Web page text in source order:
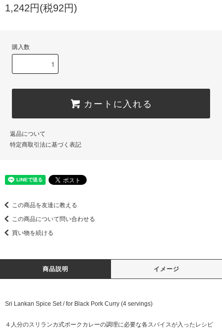
1,242円(税92円)
購入数
カートに入れる
返品について
特定商取引法に基づく表記
この商品を友達に教える
この商品について問い合わせる
買い物を続ける
商品説明 イメージ
Sri Lankan Spice Set / for Black Pork Curry (4 servings)
４人分のスリランカ式ポークカレーの調理に必要な各スパイスが入ったレシピ